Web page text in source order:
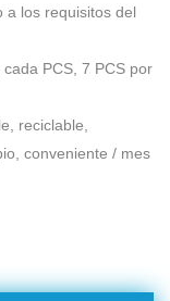
a los requisitos del
PCS, 7 PCS por
reciclable,
conveniente / mes